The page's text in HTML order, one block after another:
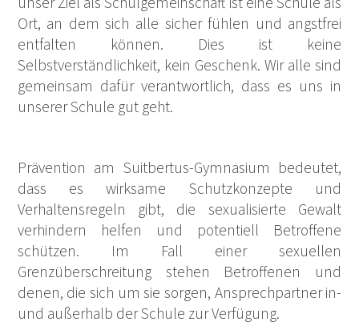
Ort, an dem sich alle sicher fühlen und angstfrei
entfalten können. Dies ist keine
Selbstverständlichkeit, kein Geschenk. Wir alle sind
gemeinsam dafür verantwortlich, dass es uns in
unserer Schule gut geht.
Prävention am Suitbertus-Gymnasium bedeutet,
dass es wirksame Schutzkonzepte und
Verhaltensregeln gibt, die sexualisierte Gewalt
verhindern helfen und potentiell Betroffene
schützen. Im Fall einer sexuellen
Grenzüberschreitung stehen Betroffenen und
denen, die sich um sie sorgen, Ansprechpartner in-
und außerhalb der Schule zur Verfügung.